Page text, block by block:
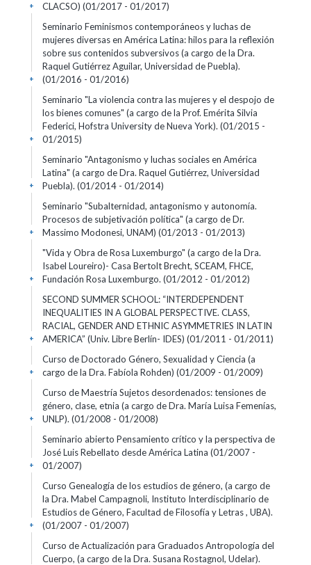
CLACSO) (01/2017 - 01/2017)
+
Seminario Feminismos contemporáneos y luchas de
mujeres diversas en América Latina: hilos para la reflexión
sobre sus contenidos subversivos (a cargo de la Dra.
Raquel Gutiérrez Aguilar, Universidad de Puebla).
(01/2016 - 01/2016)
+
Seminario "La violencia contra las mujeres y el despojo de
los bienes comunes" (a cargo de la Prof. Emérita Silvia
Federici, Hofstra University de Nueva York). (01/2015 -
01/2015)
+
Seminario "Antagonismo y luchas sociales en América
Latina" (a cargo de Dra. Raquel Gutiérrez, Universidad
Puebla). (01/2014 - 01/2014)
+
Seminario "Subalternidad, antagonismo y autonomía.
Procesos de subjetivación política" (a cargo de Dr.
Massimo Modonesi, UNAM) (01/2013 - 01/2013)
+
"Vida y Obra de Rosa Luxemburgo" (a cargo de la Dra.
Isabel Loureiro)- Casa Bertolt Brecht, SCEAM, FHCE,
Fundación Rosa Luxemburgo. (01/2012 - 01/2012)
+
SECOND SUMMER SCHOOL: “INTERDEPENDENT
INEQUALITIES IN A GLOBAL PERSPECTIVE. CLASS,
RACIAL, GENDER AND ETHNIC ASYMMETRIES IN LATIN
AMERICA” (Univ. Libre Berlín- IDES) (01/2011 - 01/2011)
+
Curso de Doctorado Género, Sexualidad y Ciencia (a
cargo de la Dra. Fabíola Rohden) (01/2009 - 01/2009)
+
Curso de Maestría Sujetos desordenados: tensiones de
género, clase, etnia (a cargo de Dra. María Luisa Femenías,
UNLP). (01/2008 - 01/2008)
+
Seminario abierto Pensamiento crítico y la perspectiva de
José Luis Rebellato desde América Latina (01/2007 -
01/2007)
+
Curso Genealogía de los estudios de género, (a cargo de
la Dra. Mabel Campagnoli, Instituto Interdisciplinario de
Estudios de Género, Facultad de Filosofía y Letras , UBA).
(01/2007 - 01/2007)
+
Curso de Actualización para Graduados Antropología del
Cuerpo, (a cargo de la Dra. Susana Rostagnol, Udelar).